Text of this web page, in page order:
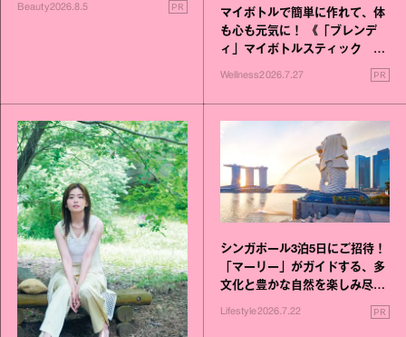
Beauty2026.8.5 PR
マイボトルで簡単に作れて、体
も心も元気に！ 《「ブレンデ
ィ」マイボトルスティック い
いこと毎日》シリーズが誕生
Wellness2026.7.27 PR
シンガポール3泊5日にご招待！
「マーリー」がガイドする、多
文化と豊かな自然を楽しみ尽く
Lifestyle2026.7.22 PR